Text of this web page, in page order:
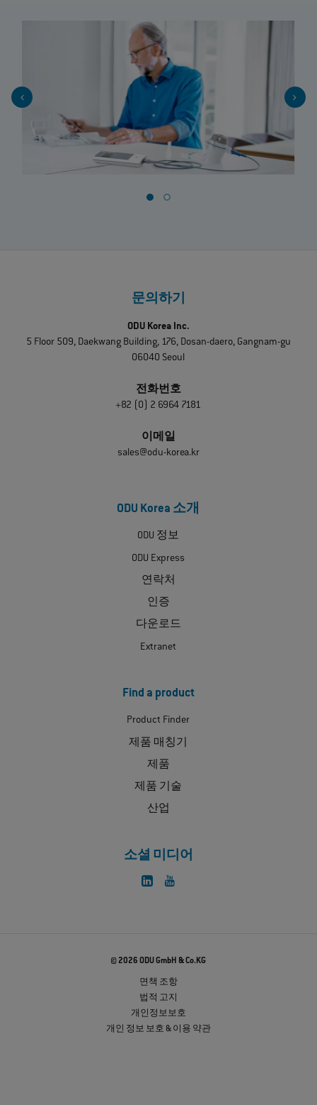
문의하기
ODU Korea Inc.
5 Floor 509, Daekwang Building, 176, Dosan-daero, Gangnam-gu
06040 Seoul
전화번호
+82 (0) 2 6964 7181
이메일
sales@odu-korea.kr
ODU Korea 소개
ODU 정보
ODU Express
연락처
인증
다운로드
Extranet
Find a product
Product Finder
제품 매칭기
제품
제품 기술
산업
소셜 미디어
© 2026 ODU GmbH & Co.KG
면책 조항
법적 고지
개인정보보호
개인 정보 보호 & 이용 약관